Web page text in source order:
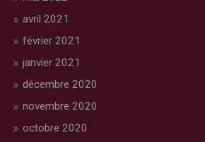
avril 2021
février 2021
janvier 2021
décembre 2020
novembre 2020
octobre 2020